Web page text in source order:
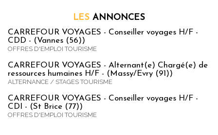
LES ANNONCES
CARREFOUR VOYAGES - Conseiller voyages H/F -
CDD - (Vannes (56))
OFFRES D'EMPLOI TOURISME
CARREFOUR VOYAGES - Alternant(e) Chargé(e) de
ressources humaines H/F - (Massy/Evry (91))
ALTERNANCE / STAGES TOURISME
CARREFOUR VOYAGES - Conseiller voyages H/F -
CDI - (St Brice (77))
OFFRES D'EMPLOI TOURISME